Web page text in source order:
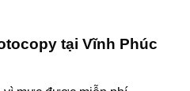
tại Vĩnh Phúc